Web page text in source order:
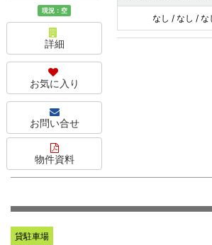
現況：空
詳細
お気に入り
お問い合せ
物件資料
なし / なし / な
貸駐車場